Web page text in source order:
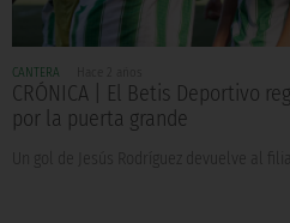
CANTERA
CRÓNICA | El Betis Deportivo
por la puerta grande
Un gol de Jesús Rodríguez devuelve al